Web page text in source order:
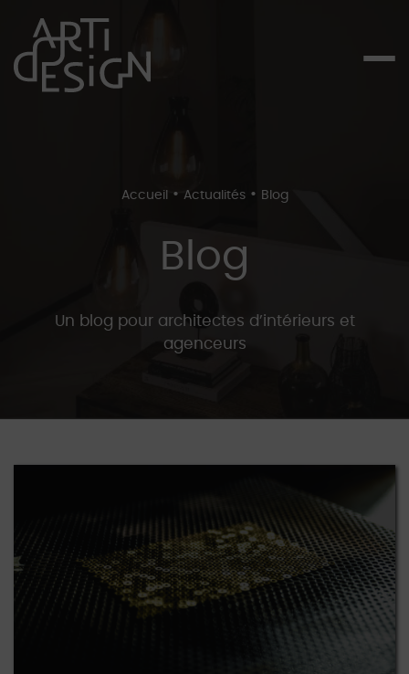
Accueil • Actualités• Blog
Blog
Un blog pour architectes d’intérieurs et
agenceurs